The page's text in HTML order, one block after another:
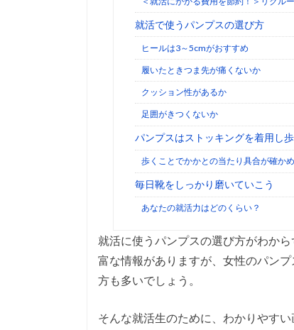
就活で使うパンプスの選び方
ヒールは3～5cmがおすすめ
履いたときつま先が痛くないか
クッション性があるか
足囲がきつくないか
パンプスはストッキングを着用し
歩くことでかかとの当たり具合が確か
毎日靴をしっかり磨いていこう
あなたの就活力はどのくらい？
就活に使うパンプスの選び方がわか
富な情報がありますが、女性のパン
方も多いでしょう。
そんな就活生のために、わかりやす